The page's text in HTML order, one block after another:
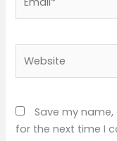
Save my
for the next time I